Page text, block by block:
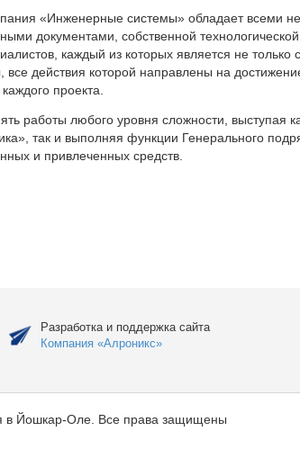
«Инженерные системы» обладает всеми
документами, собственной
каждый из которых является не только
действия которой направлены на
проекта.
работы любого уровня сложности, выступая
так и выполняя функции Генерального
и привлеченных средств.
Разработка и поддержка сайта
Компания «Алроникс»
в Йошкар-Оле. Все права защищены